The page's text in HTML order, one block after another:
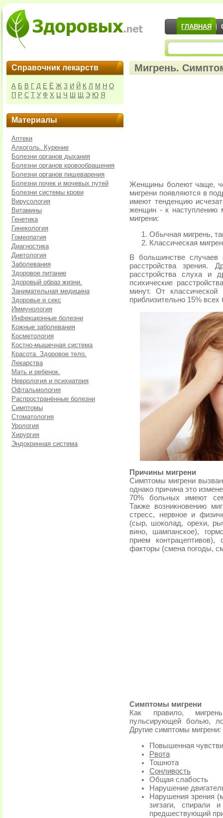
ГЛАВНАЯ
Справочник лекарств
А Б В Г Д Е Ё Ж З И Й К Л М Н О
П Р С Т У Ф Х Ц Ч Ш Щ Э Ю Я
Материалы
Аптеки
Алкоголь. Курение
Болезни органов дыхания
Болезни органов кровообращения
Болезни органов пищеварения
Болезни почек и мочевых путей
Болезни системы крови
Вирусология
Витамины
Генетика
Гинекология
Гомеопатия
Диагностика
Диетология
Заболевания
Здоровое питание
Здоровый образ жизни.
Занимательная медицина
Здоровье и секс
Иммунология
Инфекционные болезни
Кожные заболевания
Косметология
Костно-мышечная система
Красота. Здоровое тело.
Лекарства
Мать и ребенок.
Неврология и психиатрия
Офтальмология
Распространённые болезни
Симптомы
Стоматология
Урология
Хирургия
Эндокринная система
Мигрень.
Женщины болеют чаще,
мигрени появляются в
имеют тенденцию
женщин - к наступлению
мигрени:
Обычная мигрень,
Классическая
В большинстве
расстройства зрения.
расстройства слуха и
психические
минут. От
приблизительно 15%
Причины мигрени
Симптомы мигрени
однако причина это
70% больных имеют
Также возникновению
стресс, нервное и
(сыр, шоколад, орехи,
вино, шампанское),
прием
факторы (смена погоды,
Симптомы мигрени
Как правило,
пульсирующей болью,
Другие симптомы мигрени:
Повышенная
Рвота
Тошнота
Сонливость
Общая слабость
Нарушение
Нарушения зрения
зигзаги, спирали
предшествующий